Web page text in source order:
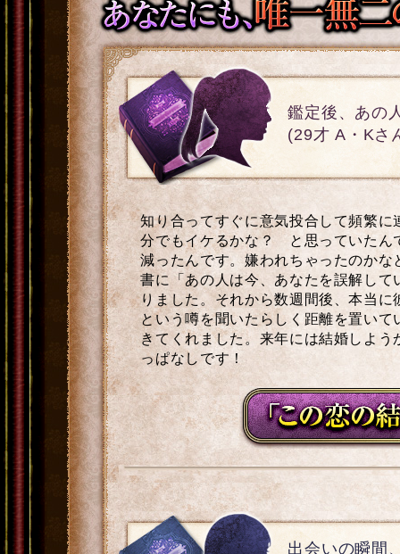
鑑定後、あの
(29才 A・K
知り合ってすぐに意気投合して頻繁
分でもイケるかな？ と思っていた
減ったんです。嫌われちゃったのか
書に「あの人は今、あなたを誤解し
りました。それから数週間後、本当
という噂を聞いたらしく距離を置い
きてくれました。来年には結婚しよ
っぱなしです！
出会いの瞬間